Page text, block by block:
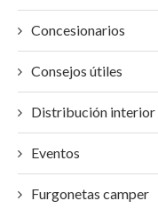
Concesionarios
Consejos útiles
Distribución interior
Eventos
Furgonetas camper